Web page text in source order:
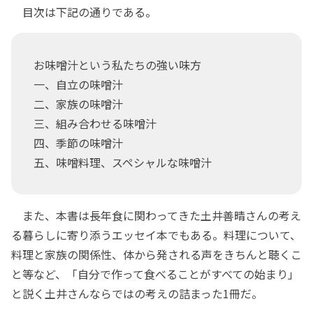
目次は下記の通りである。
お味噌汁という私たちの強い味方
一、自立の味噌汁
二、家族の味噌汁
三、組み合わせる味噌汁
四、季節の味噌汁
五、味噌料理、スペシャルな味噌汁
また、本書は長年食に関わってきた土井善晴さんの考え
る暮らしに寄り添うエッセイ本でもある。料理について、
料理と家族の関係性、体から発される声をきちんと聴くこ
と等など、「自分で作って食べることがすべての始まり」
と説く土井さんならではの考えの詰まった1冊だ。